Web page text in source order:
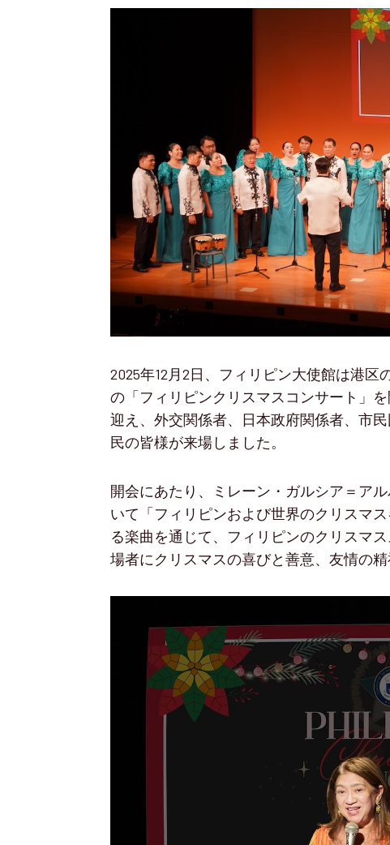
2025年12月2日、フィリピン大使館は港
の「フィリピンクリスマスコンサート」
迎え、外交関係者、日本政府関係者、市
民の皆様が来場しました。
開会にあたり、ミレーン・ガルシア＝ア
いて「フィリピンおよび世界のクリスマ
る楽曲を通じて、フィリピンのクリスマ
場者にクリスマスの喜びと善意、友情の